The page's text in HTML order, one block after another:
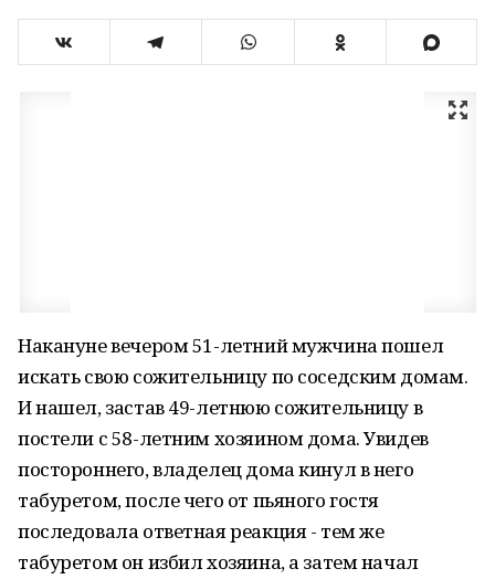
Накануне вечером 51-летний мужчина пошел
искать свою сожительницу по соседским домам.
И нашел, застав 49-летнюю сожительницу в
постели с 58-летним хозяином дома. Увидев
постороннего, владелец дома кинул в него
табуретом, после чего от пьяного гостя
последовала ответная реакция - тем же
табуретом он избил хозяина, а затем начал